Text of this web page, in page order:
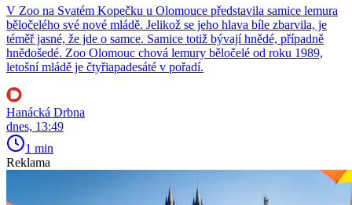
V Zoo na Svatém Kopečku u Olomouce představila samice lemura
běločelého své nové mládě. Jelikož se jeho hlava bíle zbarvila, je
téměř jasné, že jde o samce. Samice totiž bývají hnědé, případně
hnědošedé. Zoo Olomouc chová lemury běločelé od roku 1989,
letošní mládě je čtyřiapadesáté v pořadí.
Hanácká Drbna
dnes, 13:49
1 min
Reklama